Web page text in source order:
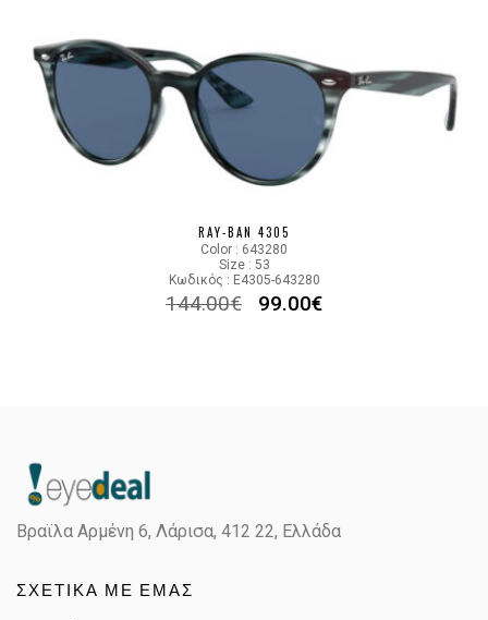
RAY-BAN 4305
Color : 643280
Size : 53
Κωδικός : E4305-643280
144.00€ 99.00€
Βραϊλα Αρμένη 6, Λάρισα, 412 22, Ελλάδα
ΣΧΕΤΙΚΑ ΜΕ ΕΜΑΣ